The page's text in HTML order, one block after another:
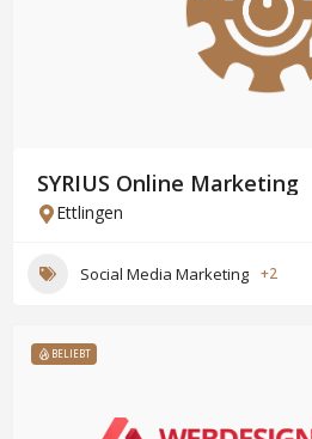
SYRIUS Online Marketing
Ettlingen
Social Media Marketing +2
BELIEBT